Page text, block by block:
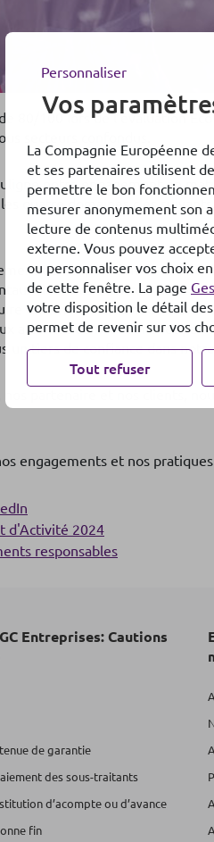
80/100 lors de l’évaluation
secteurs confondus.
notre engagement en
quatre domaines clés
de l’implication de nos
dans nos activités. Chez
un environnement de
attentes de nos clients et
un tiers de confiance dans
partenaire et nos clients,
engagements et nos
d'Activité 2024
responsables
Entreprises: Cautions
de garantie
des sous-traitants
d’acompte ou d’avance
fin
Personnaliser
Vos
La Compagnie Européenne
et ses partenaires utilisent
permettre le bon
mesurer anonymement son
lecture de contenus
externe. Vous pouvez
ou personnaliser vos choix
de cette fenêtre. La page
votre disposition le détail
permet de revenir sur vos
Tout refuser